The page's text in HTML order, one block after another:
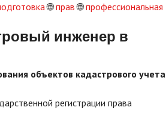
🌐прав🌐профессиональная
инженер в
объектов кадастрового учета
регистрации права